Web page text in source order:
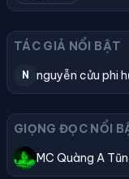
TÁC GIẢ NỔI BẬT
N nguyễn cửu phi
GIỌNG ĐỌC NỔI
MC Quàng A Tũn